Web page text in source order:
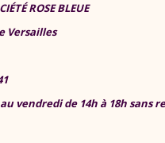
ROSE BLEUE
Versailles
vendredi de 14h à 18h sans